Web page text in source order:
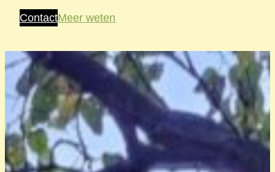
ContactMeer weten